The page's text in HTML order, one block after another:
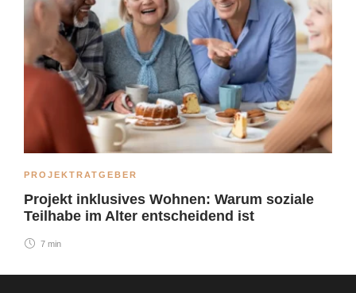
PROJEKTRATGEBER
Projekt inklusives Wohnen: Warum soziale
Teilhabe im Alter entscheidend ist
7 min